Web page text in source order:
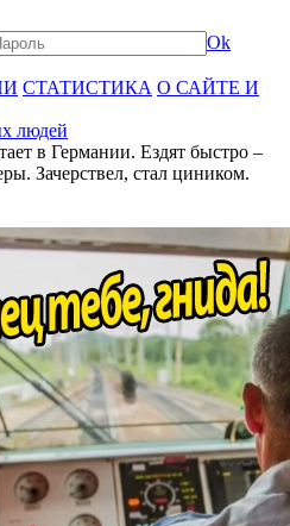
Ok
СТАТИСТИКА О САЙТЕ И
людей
в Германии. Ездят быстро –
Зачерствел, стал циником.